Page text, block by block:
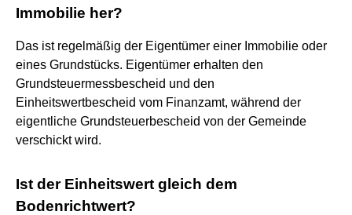
Immobilie her?
Das ist regelmäßig der Eigentümer einer Immobilie oder
eines Grundstücks. Eigentümer erhalten den
Grundsteuermessbescheid und den
Einheitswertbescheid vom Finanzamt, während der
eigentliche Grundsteuerbescheid von der Gemeinde
verschickt wird.
Ist der Einheitswert gleich dem
Bodenrichtwert?